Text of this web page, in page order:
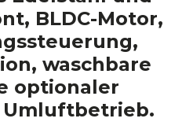
BLDC-Motor,
waschbare
optionaler